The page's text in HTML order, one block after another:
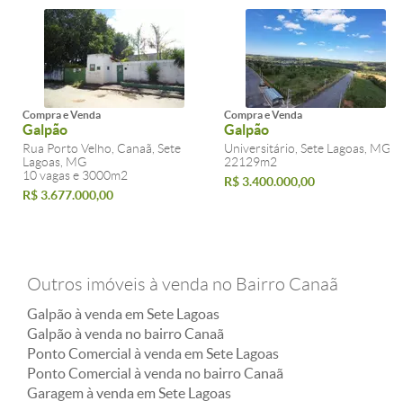
Compra e Venda
Galpão
Rua Porto Velho, Canaã, Sete
Lagoas, MG
10 vagas e 3000m2
R$ 3.677.000,00
Compra e Venda
Galpão
Universitário, Sete Lagoas, MG
22129m2
R$ 3.400.000,00
Outros imóveis à venda no Bairro Canaã
Galpão à venda em Sete Lagoas
Galpão à venda no bairro Canaã
Ponto Comercial à venda em Sete Lagoas
Ponto Comercial à venda no bairro Canaã
Garagem à venda em Sete Lagoas